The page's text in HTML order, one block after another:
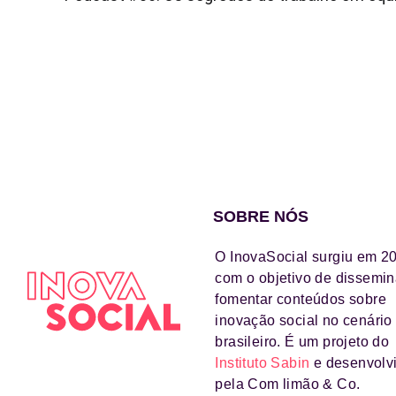
SOBRE NÓS
O InovaSocial surgiu em
com o objetivo de
fomentar conteúdos sobre
inovação social no cenário
brasileiro. É um projeto do
Instituto Sabin e
pela Com limão & Co.